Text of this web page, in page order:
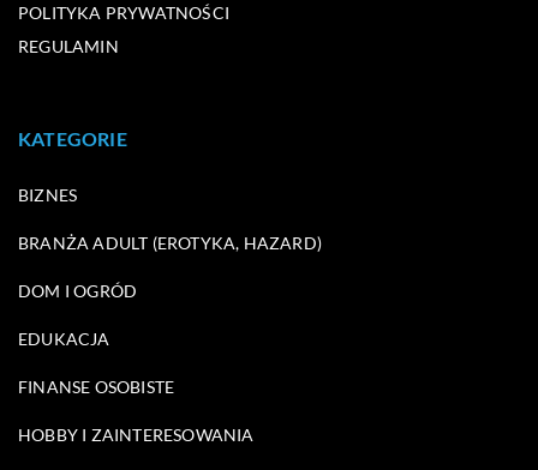
POLITYKA PRYWATNOŚCI
REGULAMIN
KATEGORIE
BIZNES
BRANŻA ADULT (EROTYKA, HAZARD)
DOM I OGRÓD
EDUKACJA
FINANSE OSOBISTE
HOBBY I ZAINTERESOWANIA